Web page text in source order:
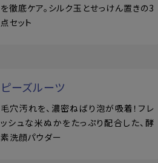
を徹底ケア。シルク玉とせっけん置きの3
点セット
ピーズルーツ
毛穴汚れを、濃密ねばり泡が吸着！フレ
ッシュな米ぬかをたっぷり配合した、酵
素洗顔パウダー